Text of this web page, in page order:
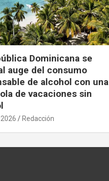
Dominicana se
auge del consumo
de alcohol con una
de vacaciones sin
Redacción